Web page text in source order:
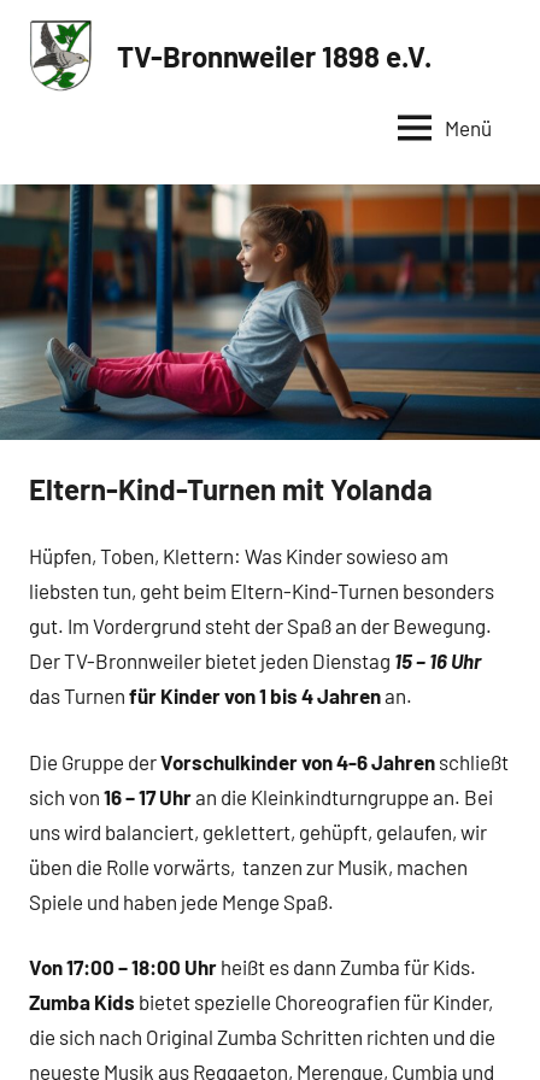
Zum
Inhalt
springen
TV-Bronnweiler 1898 e.V.
Sportverein
Menü
Eltern-Kind-Turnen mit Yolanda
Hüpfen, Toben, Klettern: Was Kinder sowieso am
liebsten tun, geht beim Eltern-Kind-Turnen besonders
gut. Im Vordergrund steht der Spaß an der Bewegung.
Der TV-Bronnweiler bietet jeden Dienstag 15 – 16 Uhr
das Turnen für Kinder von 1 bis 4 Jahrenan.
Die Gruppe derVorschulkinder von 4-6 Jahren schließt
sich von 16 – 17 Uhran die Kleinkindturngruppe an. Bei
uns wird balanciert, geklettert, gehüpft, gelaufen, wir
üben die Rolle vorwärts, tanzen zur Musik, machen
Spiele und haben jede Menge Spaß.
Von 17:00 – 18:00 Uhr heißt es dann Zumba für Kids.
Zumba Kids bietet spezielle Choreografien für Kinder,
die sich nach Original Zumba Schritten richten und die
neueste Musik aus Reggaeton, Merengue, Cumbia und